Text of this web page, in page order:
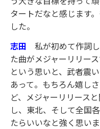
タートだなと感じます
した。
志田 私が初めて作詞
た曲がメジャーリリー
という思いと、武者震
あって。もちろん嬉し
ど、メジャーリリース
し、東北、そして全国
たらいいなと強く思いま